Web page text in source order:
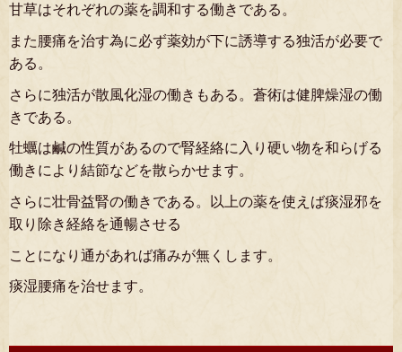
甘草はそれぞれの薬を調和する働きである。
また腰痛を治す為に必ず薬効が下に誘導する独活が必要で
ある。
さらに独活が散風化湿の働きもある。蒼術は健脾燥湿の働
きである。
牡蠣は鹹の性質があるので腎経絡に入り硬い物を和らげる
働きにより結節などを散らかせます。
さらに壮骨益腎の働きである。以上の薬を使えば痰湿邪を
取り除き経絡を通暢させる
ことになり通があれば痛みが無くします。
痰湿腰痛を治せます。